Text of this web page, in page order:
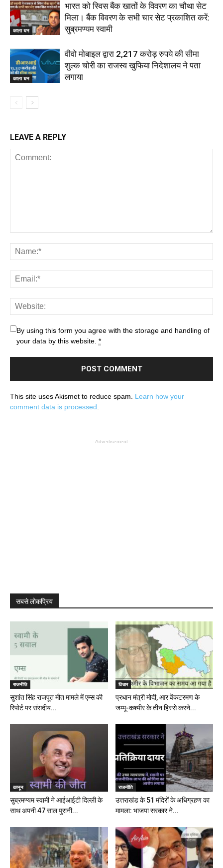
काला धन
भारत को स्विस बैंक खातों के विवरण का चौथा सेट
मिला। बैंक विवरण के सभी चार सेट प्रकाशित करें:
सुब्रमण्यम स्वामी
काला धन
वीवो मोबाइल द्वारा 2,217 करोड़ रुपये की सीमा
शुल्क चोरी का राजस्व खुफिया निदेशालय ने पता
लगाया
LEAVE A REPLY
By using this form you agree with the storage and handling of
your data by this website. *
This site uses Akismet to reduce spam. Learn how your
comment data is processed
- Advertisement -
सबसे लोकप्रिय
राजनीति
सुशांत सिंह राजपूत मौत मामले में एम्स की
रिपोर्ट पर संसदीय...
विचार
प्रधान मंत्री मोदी, आर वेंकटरमण के
जम्मू-कश्मीर के तीन हिस्से करने...
कानून
सुब्रमण्यम स्वामी ने आईआईटी दिल्ली के
साथ अपनी 47 साल पुरानी...
राजनीति
उत्तराखंड के 51 मंदिरों के अधिग्रहण का
मामला: भाजपा सरकार ने...